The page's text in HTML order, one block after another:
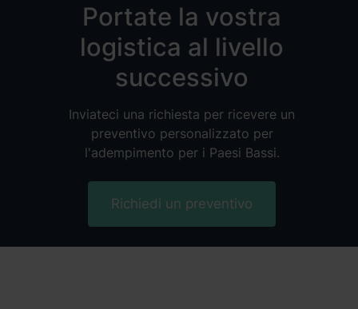
Portate la vostra
logistica al livello
successivo
Inviateci una richiesta per ricevere un
preventivo personalizzato per
l'adempimento per i Paesi Bassi.
Richiedi un preventivo